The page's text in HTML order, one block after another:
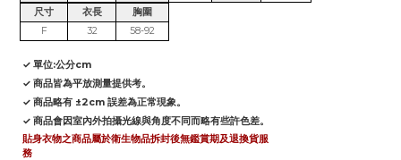
尺寸
衣長
胸圍
F
32 58-92
✓ 單位:公分cm
✓ 商品皆為平放測量提供考。
✓ 商品略有 ±2cm 誤差為正常現象。
✓ 商品會因室內外拍攝光線與角度不同而略有些許色差。
貼身衣物之商品屬於衛生物品拆封後無鑑賞期及退換貨服
務